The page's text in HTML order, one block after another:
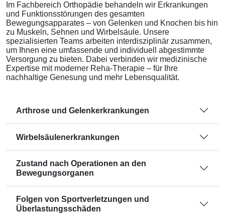
Im Fachbereich Orthopädie behandeln wir Erkrankungen
und Funktionsstörungen des gesamten
Bewegungsapparates – von Gelenken und Knochen bis hin
zu Muskeln, Sehnen und Wirbelsäule. Unsere
spezialisierten Teams arbeiten interdisziplinär zusammen,
um Ihnen eine umfassende und individuell abgestimmte
Versorgung zu bieten. Dabei verbinden wir medizinische
Expertise mit moderner Reha-Therapie – für Ihre
nachhaltige Genesung und mehr Lebensqualität.
Arthrose und Gelenkerkrankungen
Wirbelsäulenerkrankungen
Zustand nach Operationen an den
Bewegungsorganen
Folgen von Sportverletzungen und
Überlastungsschäden